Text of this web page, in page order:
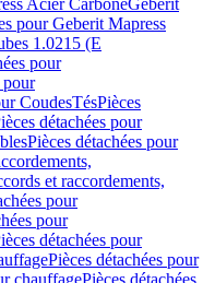
Acier CarboneGeberit
pour Geberit Mapress
1.0215 (E
pour
pour
CoudesTésPièces
détachées pour
Pièces détachées pour
et raccordements,
pour
pour
détachées pour
Pièces détachées pour
chauffagePièces détachées